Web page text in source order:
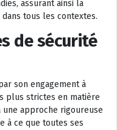
assurant ainsi la
tous les contextes.
de sécurité
son engagement à
plus strictes en matière
une approche rigoureuse
à ce que toutes ses